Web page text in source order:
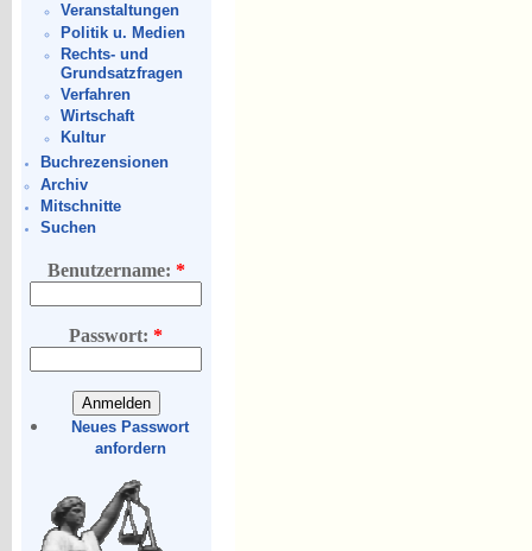
Veranstaltungen
Politik u. Medien
Rechts- und
Grundsatzfragen
Verfahren
Wirtschaft
Kultur
Buchrezensionen
Archiv
Mitschnitte
Suchen
Benutzername: *
Passwort:*
Neues Passwort
anfordern